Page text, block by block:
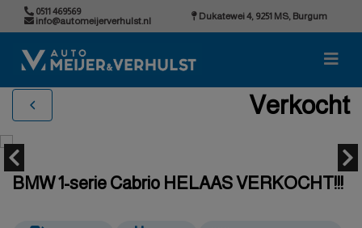
0511 469569
info@automeijerverhulst.nl
Dukatewei 4, 9251 MS, Burgum
Verkocht
BMW 1-serie Cabrio HELAAS VERKOCHT!!!